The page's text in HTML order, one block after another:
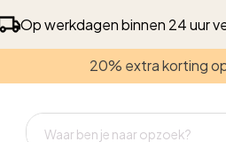
Op werkdagen binnen 24 uur
20% extra korting